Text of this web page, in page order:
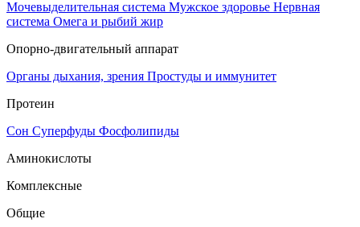
Мочевыделительная система Мужское здоровье Нервная
система Омега и рыбий жир
Опорно-двигательный аппарат
Органы дыхания, зрения Простуды и иммунитет
Протеин
Сон Суперфуды Фосфолипиды
Аминокислоты
Комплексные
Общие